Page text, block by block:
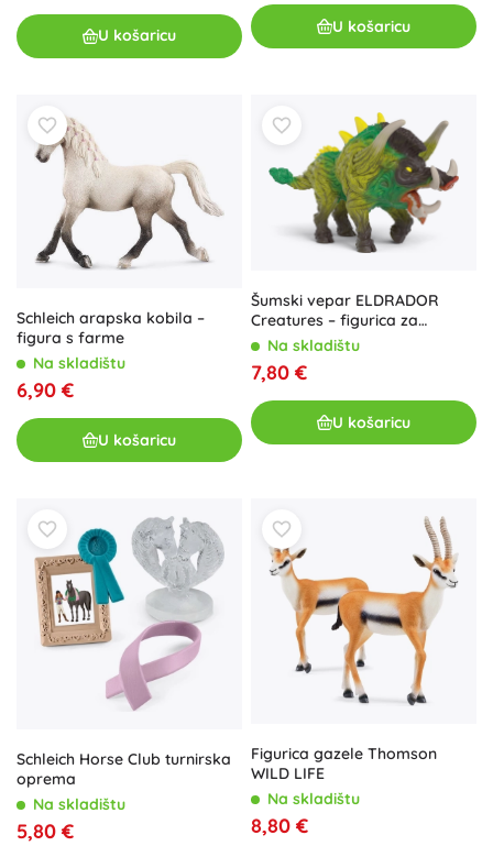
U košaricu U košaricu
Schleich arapska kobila –
figura s farme
Na skladištu
6,90 €
U košaricu
Šumski vepar ELDRADOR
Creatures – figurica za
fantastični svijet
Na skladištu
7,80 €
U košaricu
Schleich Horse Club turnirska
oprema
Na skladištu
5,80 €
Figurica gazele Thomson
WILD LIFE
Na skladištu
8,80 €